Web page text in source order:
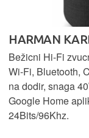
HARMAN
Bežicni Hi-Fi
Wi-Fi, Bluetooth,
na dodir, snaga
Google Home
24Bits/96Khz.